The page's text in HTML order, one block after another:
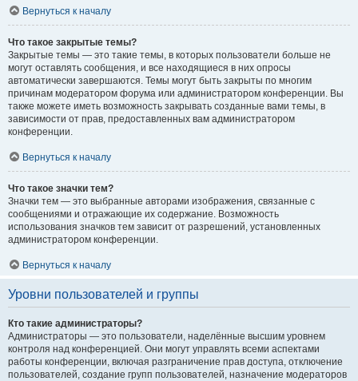
Вернуться к началу
Что такое закрытые темы?
Закрытые темы — это такие темы, в которых пользователи больше не
могут оставлять сообщения, и все находящиеся в них опросы
автоматически завершаются. Темы могут быть закрыты по многим
причинам модератором форума или администратором конференции. Вы
также можете иметь возможность закрывать созданные вами темы, в
зависимости от прав, предоставленных вам администратором
конференции.
Вернуться к началу
Что такое значки тем?
Значки тем — это выбранные авторами изображения, связанные с
сообщениями и отражающие их содержание. Возможность
использования значков тем зависит от разрешений, установленных
администратором конференции.
Вернуться к началу
Уровни пользователей и группы
Кто такие администраторы?
Администраторы — это пользователи, наделённые высшим уровнем
контроля над конференцией. Они могут управлять всеми аспектами
работы конференции, включая разграничение прав доступа, отключение
пользователей, создание групп пользователей, назначение модераторов